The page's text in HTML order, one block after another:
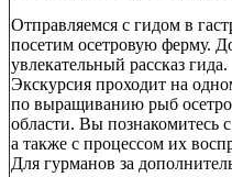
Отправляемся с гидом в
посетим осетровую ферму.
увлекательный рассказ гида.
Экскурсия проходит на
по выращиванию рыб
области. Вы познакомитесь
а также с процессом их
Для гурманов за